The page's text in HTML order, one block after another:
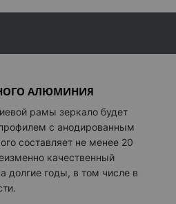
+ 1 305 грн
+ 1 877 грн
АЛЮМИНИЯ
рамы зеркало будет
с анодированным
составляет не менее 20
качественный
долгие годы, в том числе в